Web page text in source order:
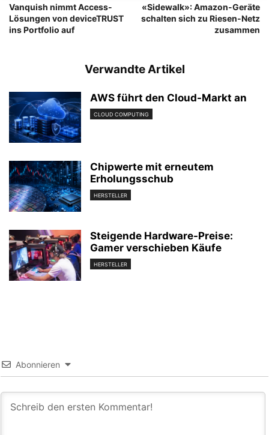
Vanquish nimmt Access-
Lösungen von deviceTRUST
ins Portfolio auf
«Sidewalk»: Amazon-Geräte
schalten sich zu Riesen-Netz
zusammen
Verwandte Artikel
AWS führt den Cloud-Markt an
CLOUD COMPUTING
Chipwerte mit erneutem
Erholungsschub
HERSTELLER
Steigende Hardware-Preise:
Gamer verschieben Käufe
HERSTELLER
Abonnieren